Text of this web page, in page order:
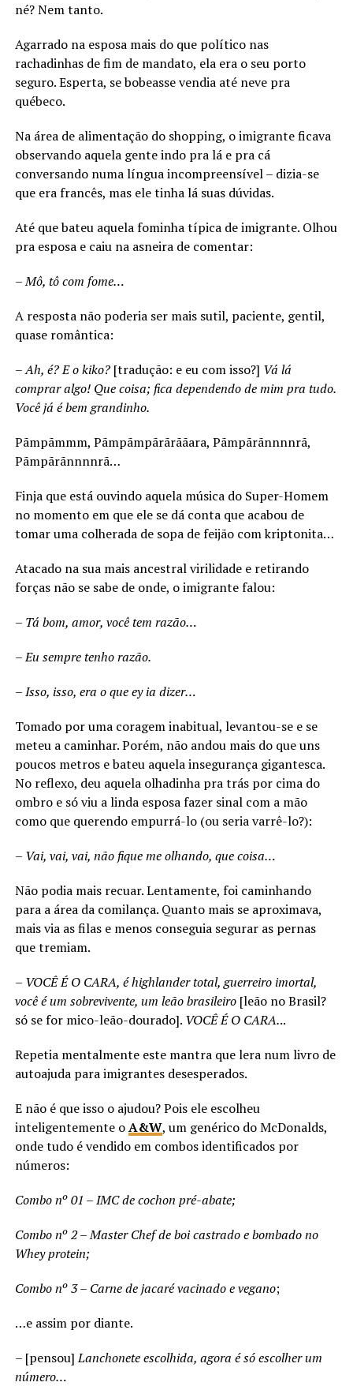
né? Nem tanto.
Agarrado na esposa mais do que político nas
rachadinhas de fim de mandato, ela era o seu porto
seguro. Esperta, se bobeasse vendia até neve pra
québeco.
Na área de alimentação do shopping, o imigrante ficava
observando aquela gente indo pra lá e pra cá
conversando numa língua incompreensível – dizia-se
que era francês, mas ele tinha lá suas dúvidas.
Até que bateu aquela fominha típica de imigrante. Olhou
pra esposa e caiu na asneira de comentar:
– Mô, tô com fome…
A resposta não poderia ser mais sutil, paciente, gentil,
quase romântica:
–Ah, é? E o kiko? [tradução: e eu com isso?] Vá lá
comprar algo! Que coisa; fica dependendo de mim pra tudo.
Você já é bem grandinho.
Pãmpãmmm, Pãmpãmpãrãrããara, Pãmpãrãnnnnrã,
Pãmpãrãnnnnrã…
Finja que está ouvindo aquela música do Super-Homem
no momento em que ele se dá conta que acabou de
tomar uma colherada de sopa de feijão com kriptonita…
Atacado na sua mais ancestral virilidade e retirando
forças não se sabe de onde, o imigrante falou:
– Tá bom, amor, você tem razão…
–Eu sempre tenho razão.
–Isso, isso, era o que ey ia dizer…
Tomado por uma coragem inabitual, levantou-se e se
meteu a caminhar. Porém, não andou mais do que uns
poucos metros e bateu aquela insegurança gigantesca.
No reflexo, deu aquela olhadinha pra trás por cima do
ombro e só viu a linda esposa fazer sinal com a mão
como que querendo empurrá-lo (ou seria varrê-lo?):
– Vai, vai, vai, não fique me olhando, que coisa…
Não podia mais recuar. Lentamente, foi caminhando
para a área da comilança. Quanto mais se aproximava,
mais via as filas e menos conseguia segurar as pernas
que tremiam.
– VOCÊ É O CARA, é highlander total, guerreiro imortal,
você é um sobrevivente, um leão brasileiro [leão no Brasil?
só se for mico-leão-dourado]. VOCÊ É O CARA...
Repetia mentalmente este mantra que lera num livro de
autoajuda para imigrantes desesperados.
E não é que isso o ajudou? Pois ele escolheu
inteligentemente oA&W, um genérico do McDonalds,
onde tudo é vendido em combos identificados por
números:
Combo nº 01 – IMC de cochon pré-abate;
Combo nº 2 – Master Chef de boi castrado e bombado no
Whey protein;
Combo nº 3 – Carne de jacaré vacinado e vegano;
…e assim por diante.
– [pensou]Lanchonete escolhida, agora é só escolher um
número…